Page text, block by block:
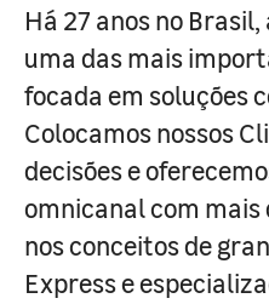
Há 27 anos no Brasil,
uma das mais
focada em soluções
Colocamos nossos
decisões e
omnicanal com mais
nos conceitos de
Express e